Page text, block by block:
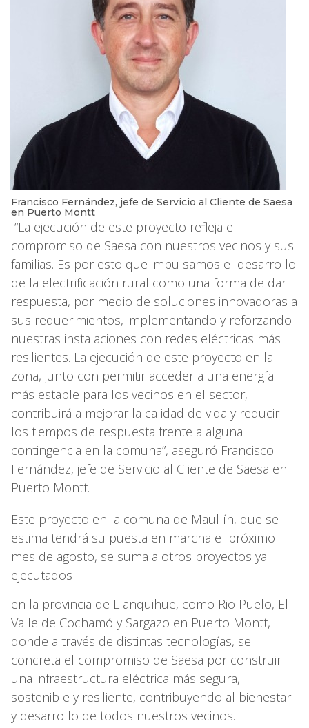
Francisco Fernández, jefe de Servicio al Cliente de Saesa
en Puerto Montt
“La ejecución de este proyecto refleja el
compromiso de Saesa con nuestros vecinos y sus
familias. Es por esto que impulsamos el desarrollo
de la electrificación rural como una forma de dar
respuesta, por medio de soluciones innovadoras a
sus requerimientos, implementando y reforzando
nuestras instalaciones con redes eléctricas más
resilientes. La ejecución de este proyecto en la
zona, junto con permitir acceder a una energía
más estable para los vecinos en el sector,
contribuirá a mejorar la calidad de vida y reducir
los tiempos de respuesta frente a alguna
contingencia en la comuna”, aseguró Francisco
Fernández, jefe de Servicio al Cliente de Saesa en
Puerto Montt.
Este proyecto en la comuna de Maullín, que se
estima tendrá su puesta en marcha el próximo
mes de agosto, se suma a otros proyectos ya
ejecutados
en la provincia de Llanquihue, como Rio Puelo, El
Valle de Cochamó y Sargazo en Puerto Montt,
donde a través de distintas tecnologías, se
concreta el compromiso de Saesa por construir
una infraestructura eléctrica más segura,
sostenible y resiliente, contribuyendo al bienestar
y desarrollo de todos nuestros vecinos.